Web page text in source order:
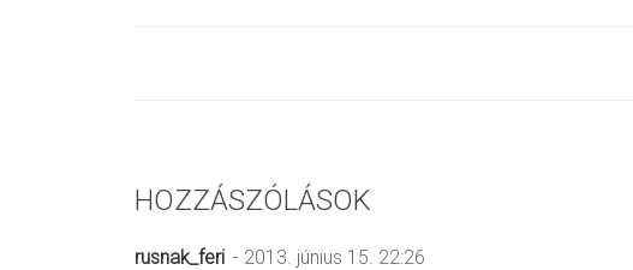
HOZZÁSZÓLÁSOK
rusnak_feri - 2013. június 15. 22:26